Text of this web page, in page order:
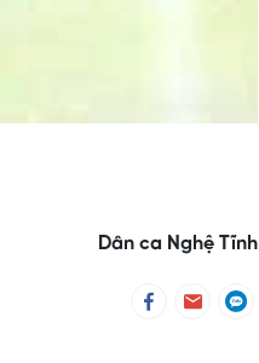
Dân ca Nghệ Tĩnh